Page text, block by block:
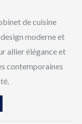
de cuisine
moderne et
allier élégance et
contemporaines